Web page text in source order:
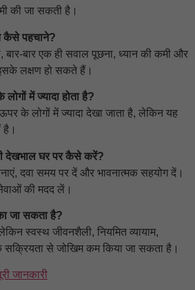
की जा सकती है।
पहचाने?
बार एक ही सवाल पूछना, ध्यान की कमी और
इसके लक्षण हो सकते हैं।
में ज्यादा होता है?
के लोगों में ज्यादा देखा जाता है, लेकिन यह
है।
देखभाल घर पर कैसे करें?
दवा समय पर दें और भावनात्मक सहयोग दें।
की मदद लें।
जा सकता है?
स्वस्थ जीवनशैली, नियमित व्यायाम,
से जोखिम कम किया जा सकता है।
जानकारी